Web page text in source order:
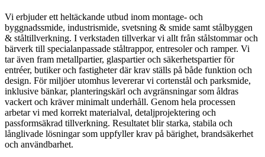
Vi erbjuder ett heltäckande utbud inom montage- och
byggnadssmide, industrismide, svetsning & smide samt stålbyggen
& ståltillverkning. I verkstaden tillverkar vi allt från stålstommar och
bärverk till specialanpassade ståltrappor, entresoler och ramper. Vi
tar även fram metallpartier, glaspartier och säkerhetspartier för
entréer, butiker och fastigheter där krav ställs på både funktion och
design. För miljöer utomhus levererar vi cortenstål och parksmide,
inklusive bänkar, planteringskärl och avgränsningar som åldras
vackert och kräver minimalt underhåll. Genom hela processen
arbetar vi med korrekt materialval, detaljprojektering och
passformsäkrad tillverkning. Resultatet blir starka, stabila och
långlivade lösningar som uppfyller krav på bärighet, brandsäkerhet
och användbarhet.